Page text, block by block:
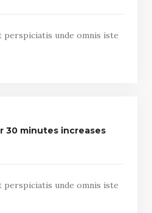
perspiciatis unde omnis iste
30 minutes increases
perspiciatis unde omnis iste